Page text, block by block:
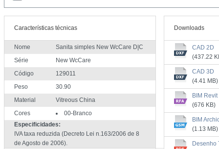
Características técnicas
Nome
Sanita simples New WcCare D|C
Série
New WcCare
Código
129011
Peso
30.90
Material
Vitreous China
Cores
00-Branco
Especificidades:
IVA taxa reduzida (Decreto Lei n.163/2006 de 8
de Agosto de 2006).
Downloads
CAD 2D
(437.22
CAD 3D
(4.41 MB)
BIM Revit
(676 KB)
BIM
(1.13 MB)
Desenho